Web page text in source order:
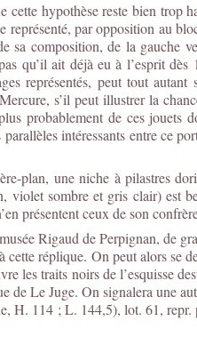
cette hypothèse reste bien trop
par opposition au
sa composition, de la gauche
qu’il ait déjà eu à l’esprit
représentés, peut tout
s’il peut illustrer la
probablement de ces jouets
intéressants entre ce
plan, une niche à pilastres
violet sombre et gris clair) est
présentent ceux de son
Rigaud de Perpignan, de
cette réplique. On peut alors se
les traits noirs de l’esquisse
de Le Juge. On signalera une
H. 114 ; L. 144,5), lot. 61, repr.